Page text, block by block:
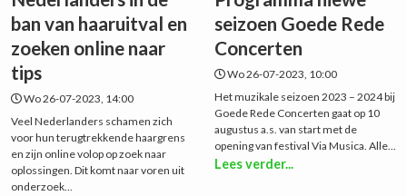
ban van haaruitval en
zoeken online naar
tips
Wo 26-07-2023, 14:00
Veel Nederlanders schamen zich
voor hun terugtrekkende haargrens
en zijn online volop op zoek naar
oplossingen. Dit komt naar voren uit
onderzoek...
seizoen Goede Rede
Concerten
Wo 26-07-2023, 10:00
Het muzikale seizoen 2023 – 2024 bij
Goede Rede Concerten gaat op 10
augustus a.s. van start met de
opening van festival Via Musica. Alle...
Lees verder...